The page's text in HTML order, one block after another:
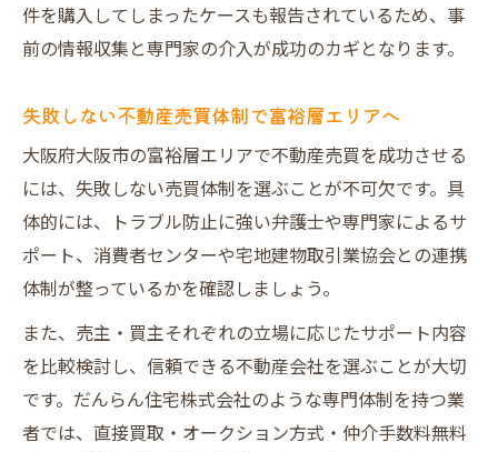
件を購入してしまったケースも報告されているため、事
前の情報収集と専門家の介入が成功のカギとなります。
失敗しない不動産売買体制で富裕層エリアへ
大阪府大阪市の富裕層エリアで不動産売買を成功させる
には、失敗しない売買体制を選ぶことが不可欠です。具
体的には、トラブル防止に強い弁護士や専門家によるサ
ポート、消費者センターや宅地建物取引業協会との連携
体制が整っているかを確認しましょう。
また、売主・買主それぞれの立場に応じたサポート内容
を比較検討し、信頼できる不動産会社を選ぶことが大切
です。だんらん住宅株式会社のような専門体制を持つ業
者では、直接買取・オークション方式・仲介手数料無料